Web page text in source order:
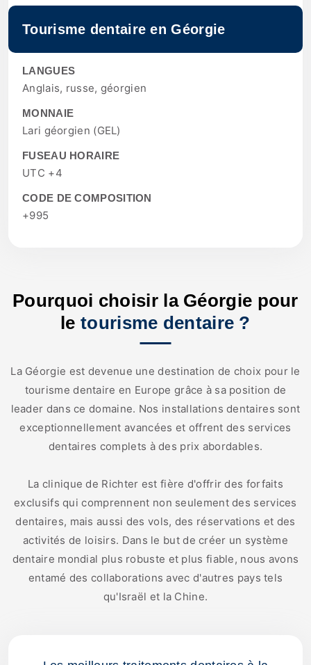
Tourisme dentaire en Géorgie
LANGUES
Anglais, russe, géorgien
MONNAIE
Lari géorgien (GEL)
FUSEAU HORAIRE
UTC +4
CODE DE COMPOSITION
+995
Pourquoi choisir la Géorgie pour
letourisme dentaire ?
La Géorgie est devenue une destination de choix pour le
tourisme dentaire en Europe grâce à sa position de
leader dans ce domaine. Nos installations dentaires sont
exceptionnellement avancées et offrent des services
dentaires complets à des prix abordables.
La clinique de Richter est fière d'offrir des forfaits
exclusifs qui comprennent non seulement des services
dentaires, mais aussi des vols, des réservations et des
activités de loisirs. Dans le but de créer un système
dentaire mondial plus robuste et plus fiable, nous avons
entamé des collaborations avec d'autres pays tels
qu'Israël et la Chine.